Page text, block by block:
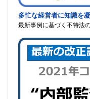
多忙な経営者に知識を
最新事例に基づく不特法